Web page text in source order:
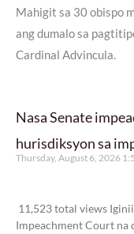
Mahigit sa 30 obispo
ang dumalo sa
Cardinal Advincula.
Nasa Senate
hurisdiksyon sa
Thursday, August 6, 2026
11,523 total views
Impeachment Court na